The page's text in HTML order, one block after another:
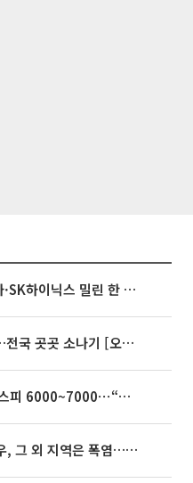
[베스트&워스트] 삼성전자·SK하이닉스 밀린 한 주…상상인증권은 85% 급등
35도 안팎 무더위 이어져…전국 곳곳 소나기 [오늘 날씨]
[주간증시전망] 다음주 코스피 6000~7000⋯“外人 수급은 정책이 변수”
동해안은 시간당 80㎜ 폭우, 그 외 지역은 폭염…‘극과 극 날씨’